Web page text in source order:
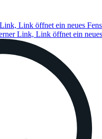
Link öffnet ein neues
Link, Link öffnet ein